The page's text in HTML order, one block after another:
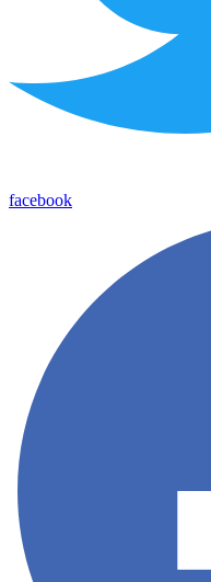
facebook